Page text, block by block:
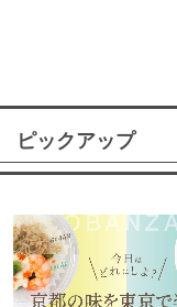
ピックアップ